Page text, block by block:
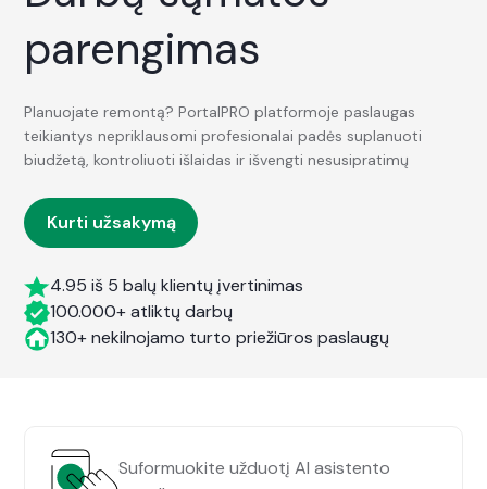
parengimas
Planuojate remontą? PortalPRO platformoje paslaugas
teikiantys nepriklausomi profesionalai padės suplanuoti
biudžetą, kontroliuoti išlaidas ir išvengti nesusipratimų
Kurti užsakymą
4.95 iš 5 balų klientų įvertinimas
100.000+ atliktų darbų
130+ nekilnojamo turto priežiūros paslaugų
Suformuokite užduotį AI asistento